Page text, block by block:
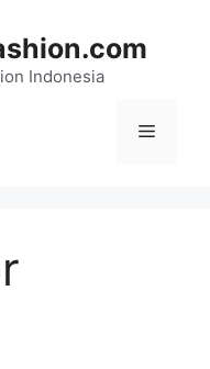
Indonesia
Menu